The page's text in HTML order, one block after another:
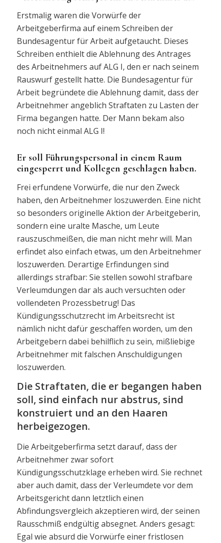
Erstmalig waren die Vorwürfe der
Arbeitgeberfirma auf einem Schreiben der
Bundesagentur für Arbeit aufgetaucht. Dieses
Schreiben enthielt die Ablehnung des Antrages
des Arbeitnehmers auf ALG I, den er nach seinem
Rauswurf gestellt hatte. Die Bundesagentur für
Arbeit begründete die Ablehnung damit, dass der
Arbeitnehmer angeblich Straftaten zu Lasten der
Firma begangen hatte. Der Mann bekam also
noch nicht einmal ALG I!
Er soll Führungspersonal in einem Raum
eingesperrt und Kollegen geschlagen haben.
Frei erfundene Vorwürfe, die nur den Zweck
haben, den Arbeitnehmer loszuwerden. Eine nicht
so besonders originelle Aktion der Arbeitgeberin,
sondern eine uralte Masche, um Leute
rauszuschmeißen, die man nicht mehr will. Man
erfindet also einfach etwas, um den Arbeitnehmer
loszuwerden. Derartige Erfindungen sind
allerdings strafbar: Sie stellen sowohl strafbare
Verleumdungen dar als auch versuchten oder
vollendeten Prozessbetrug! Das
Kündigungsschutzrecht im Arbeitsrecht ist
nämlich nicht dafür geschaffen worden, um den
Arbeitgebern dabei behilflich zu sein, mißliebige
Arbeitnehmer mit falschen Anschuldigungen
loszuwerden.
Die Straftaten, die er begangen haben
soll, sind einfach nur abstrus, sind
konstruiert und an den Haaren
herbeigezogen.
Die Arbeitgeberfirma setzt darauf, dass der
Arbeitnehmer zwar sofort
Kündigungsschutzklage erheben wird. Sie rechnet
aber auch damit, dass der Verleumdete vor dem
Arbeitsgericht dann letztlich einen
Abfindungsvergleich akzeptieren wird, der seinen
Rausschmiß endgültig absegnet. Anders gesagt:
Egal wie absurd die Vorwürfe einer fristlosen